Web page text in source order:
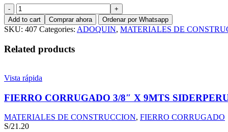
ADOQUIN
20
X
10
X
8CMS
Add to cart Comprar ahora Ordenar por Whatsapp
SKU: 407 Categories: ADOQUIN, MATERIALES DE
Related products
Vista rápida
FIERRO CORRUGADO 3/8″ X 9MTS
MATERIALES DE CONSTRUCCION, FIERRO CORRUGADO
S/21.20